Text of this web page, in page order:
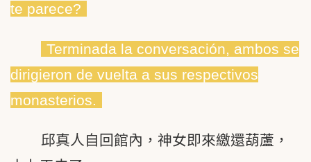
te parece?
Terminada la conversación, ambos se
dirigieron de vuelta a sus respectivos
monasterios.
邱真人自回館內，神女即來繳還葫蘆，